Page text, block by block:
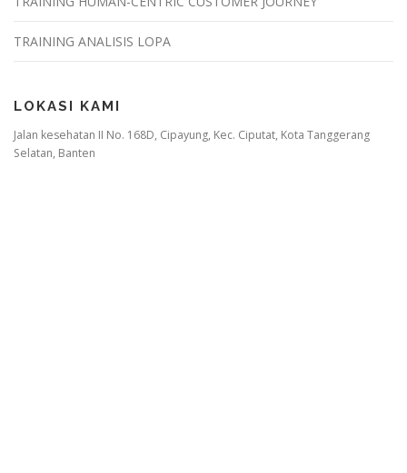
TRAINING ANALISIS LOPA
LOKASI KAMI
Jalan kesehatan II No. 168D, Cipayung, Kec. Ciputat, Kota Tanggerang
Selatan, Banten